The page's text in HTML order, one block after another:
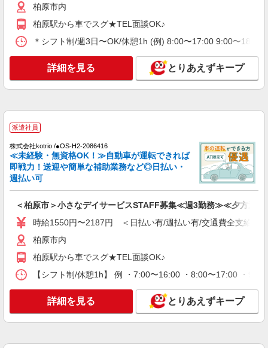
キープ
アルバイト パート
グループホーム ソラスト柏原/2780000072-007
介護職員（ヘルパー）（夜勤専従）
大阪府柏原市玉手町18-51
派遣社員
株式会社kotrio /●OS-H2-2006241
柏原市＊グループホームSTAFF＊生活のサポ
ート業務を担当
時給1550円〜2187円 ＜日払い有/週払い有/交
通費全支給(ガソリン代含む)＞
キープ 詳細を見る
グループホーム ソラスト柏原/2780000072-017
介護職員（ヘルパー）（夜勤専従）
柏原市内
柏原駅から車でスグ★TEL面談OK♪
＊シフト制/週3日〜OK/休憩1h (例) 8:00〜17:00 9:00〜
詳細を見る とりあえずキープ
派遣社員
株式会社kotrio /●OS-H2-2086416
≪未経験・無資格OK！≫自動車が運転できれば
即戦力！送迎や簡単な補助業務など◎日払い・
週払い可
＜柏原市＞小さなデイサービスSTAFF募集≪週3勤務≫≪夕方退
時給1550円〜2187円 ＜日払い有/週払い有/交通費全支給(ガ
柏原市内
柏原駅から車でスグ★TEL面談OK♪
【シフト制/休憩1h】 例 ・7:00〜16:00 ・8:00〜17:00 ・
詳細を見る とりあえずキープ